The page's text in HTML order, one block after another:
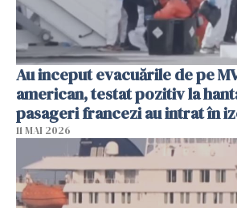
Au inceput evacuările de pe
american, testat pozitiv la
pasageri francezi au intrat în
11 MAI 2026